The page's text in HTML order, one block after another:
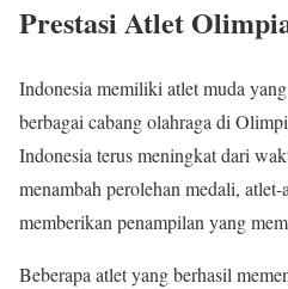
Prestasi Atlet
Indonesia memiliki atlet muda
berbagai cabang olahraga di
Indonesia terus meningkat dari
menambah perolehan medali,
memberikan penampilan yang
Beberapa atlet yang berhasil